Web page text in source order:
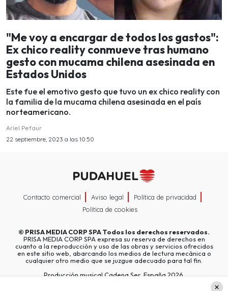
"Me voy a encargar de todos los gastos":
Ex chico reality conmueve tras humano
gesto con mucama chilena asesinada en
Estados Unidos
Este fue el emotivo gesto que tuvo un ex chico reality con
la familia de la mucama chilena asesinada en el país
norteamericano.
Ariel Pefaur
22 septiembre, 2023 a las 10:50
Contacto comercial Aviso legal
Política de privacidad
Política de cookies
© PRISA MEDIA CORP SPATodos los derechos reservados.
PRISA MEDIA CORP SPA expresa su reserva de derechos en
cuanto a la reproducción y uso de las obras y servicios ofrecidos
en este sitio web, abarcando los medios de lectura mecánica o
cualquier otro medio que se juzgue adecuado para tal fin.
Producción musical Cadena Ser, España 2026.